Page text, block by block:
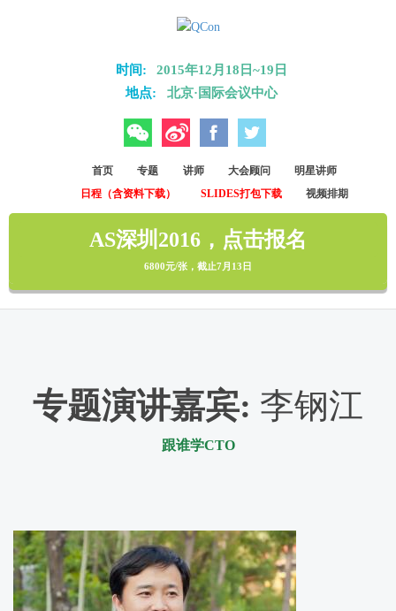
时间:
2015年12月18日~19日
地点:
北京·国际会议中心
微信 微博 Facebook
首页 专题 讲师 大会顾问
明星讲师
日程（含资料下载）
SLIDES打包下载 视频排期
AS深圳2016，点击报名
6800元/张，截止7月13日
专题演讲嘉宾: 李钢江
跟谁学CTO